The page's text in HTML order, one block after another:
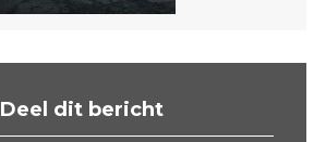
t
Deel dit bericht